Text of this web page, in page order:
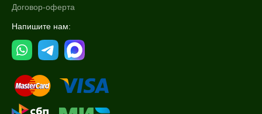
Договор-оферта
Напишите нам: